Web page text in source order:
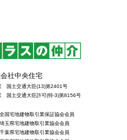
社中央住宅
国土交通大臣(13)第2401号
国土交通大臣許可(特-3)第8156号
国宅地建物取引業保証協会会員
玉県宅地建物取引業協会会員
葉県宅地建物取引業協会会員